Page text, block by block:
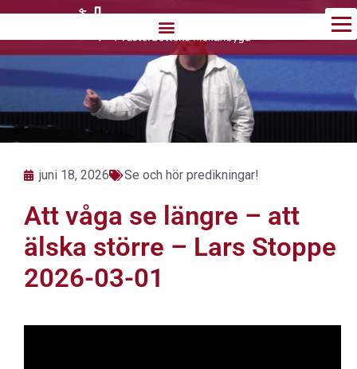
innehåll
juni 18, 2026 Se och hör predikningar!
Att våga se längre – att
älska större – Lars Stoppe
2026-03-01